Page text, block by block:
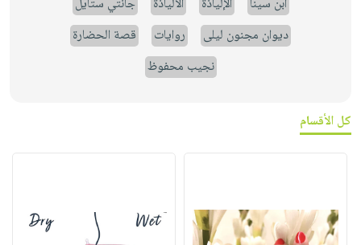
ديوان مجنون ليلى
روايات
قصة الحضارة
نجيب محفوظ
كل الأقسام